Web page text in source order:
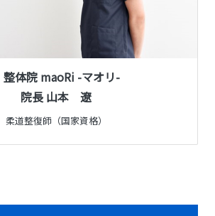
整体院 maoRi -マオリ-
院長 山本 遼
柔道整復師（国家資格）